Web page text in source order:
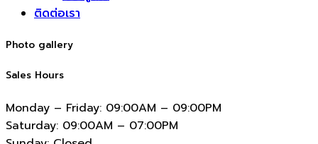
ติดต่อเรา
Photo gallery
Sales Hours
Monday – Friday: 09:00AM – 09:00PM
Saturday: 09:00AM – 07:00PM